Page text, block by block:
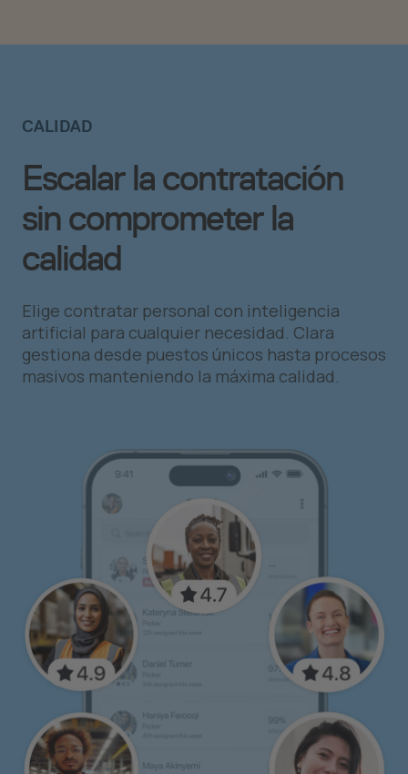
Escalar la contratación
sin comprometer la
calidad
CALIDAD
Elige contratar personal con inteligencia
artificial para cualquier necesidad. Clara
gestiona desde puestos únicos hasta procesos
masivos manteniendo la máxima calidad.